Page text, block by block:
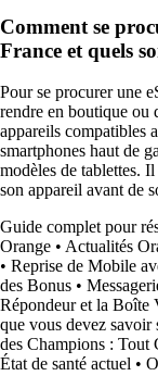
Comment se
France et quels
Pour se procurer une
rendre en boutique ou
appareils compatibles
smartphones haut de
modèles de tablettes.
son appareil avant de
Guide complet pour
Orange • Actualités
• Reprise de Mobile
des Bonus •
Répondeur et la Boîte
que vous devez savoir
des Champions : Tout
État de santé actuel •